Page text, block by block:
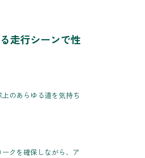
走行シーンで性
のあらゆる道を気持ち
クを確保しながら、ア